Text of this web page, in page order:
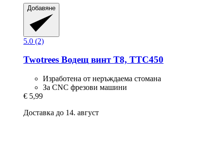
Добавяне
5.0 (2)
Twotrees Водещ винт T8, TTC450
Изработена от неръждаема стомана
За CNC фрезови машини
€ 5,99
Доставка до 14. август